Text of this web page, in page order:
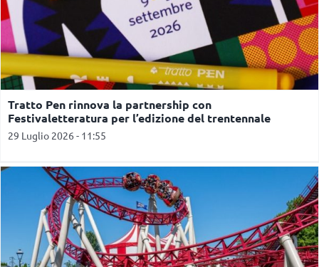
Tratto Pen rinnova la partnership con
Festivaletteratura per l’edizione del trentennale
29 Luglio 2026 - 11:55